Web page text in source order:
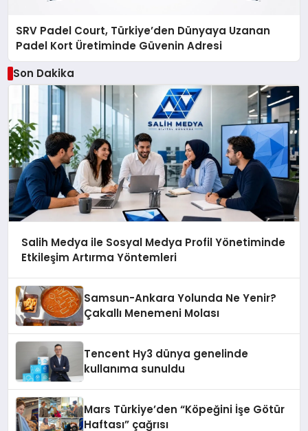
SRV Padel Court, Türkiye’den Dünyaya Uzanan
Padel Kort Üretiminde Güvenin Adresi
Son Dakika
Salih Medya ile Sosyal Medya Profil Yönetiminde
Etkileşim Artırma Yöntemleri
Samsun-Ankara Yolunda Ne Yenir?
Çakallı Menemeni Molası
Tencent Hy3 dünya genelinde
kullanıma sunuldu
Mars Türkiye’den “Köpeğini İşe Götür
Haftası” çağrısı